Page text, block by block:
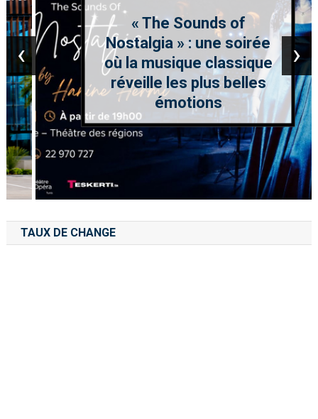
« The Sounds of
Nostalgia » : une soirée
où la musique classique
réveille les plus belles
émotions
‹ ›
TAUX DE CHANGE